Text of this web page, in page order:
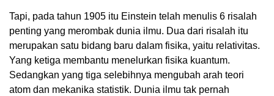
Tapi, pada tahun 1905 itu Einstein telah menulis 6 risalah
penting yang merombak dunia ilmu. Dua dari risalah itu
merupakan satu bidang baru dalam fisika, yaitu relativitas.
Yang ketiga membantu menelurkan fisika kuantum.
Sedangkan yang tiga selebihnya mengubah arah teori
atom dan mekanika statistik. Dunia ilmu tak pernah